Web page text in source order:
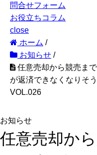
問合せフォーム
お役立ちコラム
close
ホーム /
お知らせ /
任意売却から競売ま
が返済できなくなりそ
VOL.026
お知らせ
任意売却か